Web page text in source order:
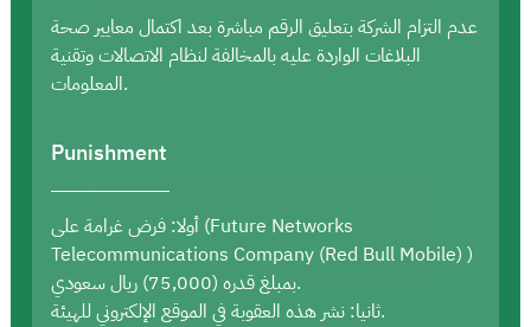
عدم التزام الشركة بتعليق الرقم مباشرة بعد اكتمال معايير صحة
البلاغات الواردة عليه بالمخالفة لنظام الاتصالات وتقنية
المعلومات.
Punishment
أولا: فرض غرامة على (Future Networks
Telecommunications Company (Red Bull Mobile) )
بمبلغ قدره (75,000) ريال سعودي.
ثانيا: نشر هذه العقوبة في الموقع الإلكتروني للهيئة.